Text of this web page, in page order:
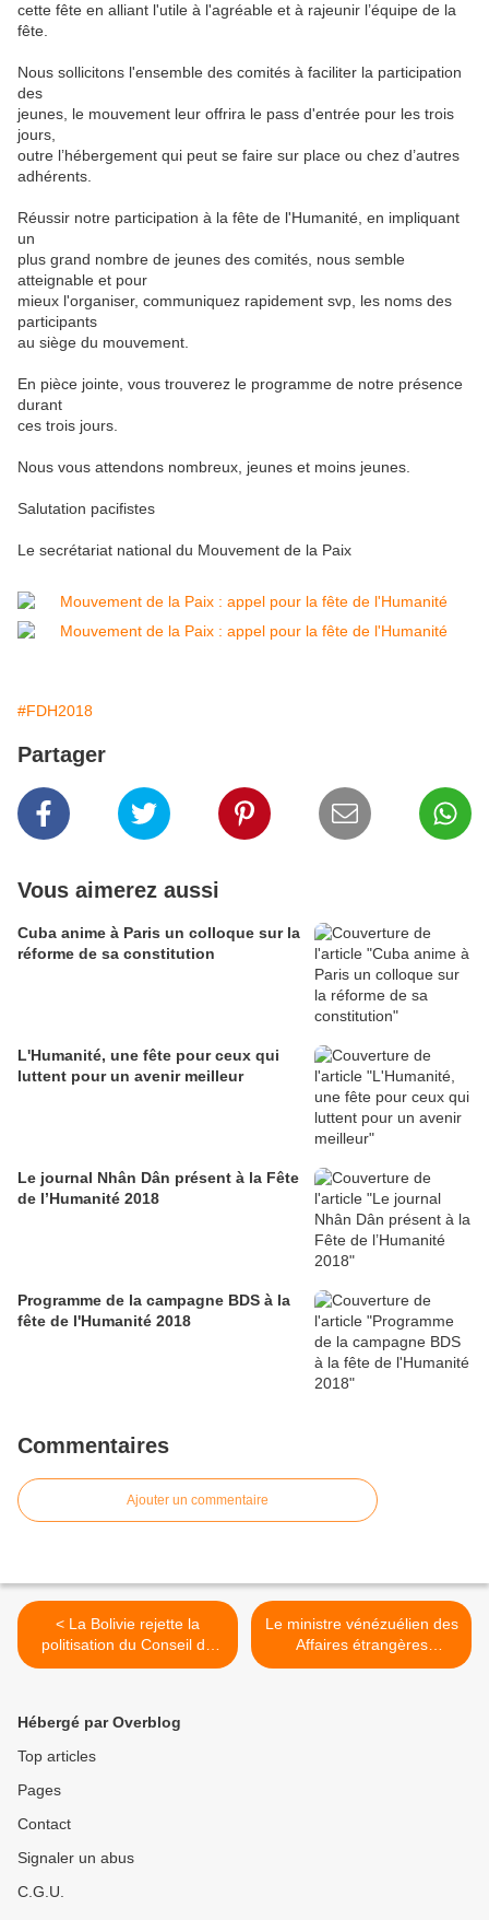
cette fête en alliant l'utile à l'agréable et à rajeunir l’équipe de la
fête.
Nous sollicitons l'ensemble des comités à faciliter la participation
des
jeunes, le mouvement leur offrira le pass d'entrée pour les trois
jours,
outre l’hébergement qui peut se faire sur place ou chez d’autres
adhérents.
Réussir notre participation à la fête de l'Humanité, en impliquant
un
plus grand nombre de jeunes des comités, nous semble
atteignable et pour
mieux l'organiser, communiquez rapidement svp, les noms des
participants
au siège du mouvement.
En pièce jointe, vous trouverez le programme de notre présence
durant
ces trois jours.
Nous vous attendons nombreux, jeunes et moins jeunes.
Salutation pacifistes
Le secrétariat national du Mouvement de la Paix
#FDH2018
Partager
Vous aimerez aussi
Cuba anime à Paris un colloque sur la
réforme de sa constitution
L'Humanité, une fête pour ceux qui
luttent pour un avenir meilleur
Le journal Nhân Dân présent à la Fête
de l’Humanité 2018
Programme de la campagne BDS à la
fête de l'Humanité 2018
Commentaires
Ajouter un commentaire
< La Bolivie rejette la
politisation du Conseil de
sécurité
Le ministre vénézuélien des
Affaires étrangères
dénonce les agressions
Hébergé par Overblog
Top articles
Pages
Contact
Signaler un abus
C.G.U.